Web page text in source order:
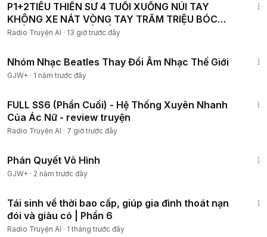
P1+2TIỂU THIỀN SƯ 4 TUỔI XUỐNG NÚI TAY
KHÔNG XE NÁT VÒNG TAY TRĂM TRIỆU BÓC
TRẦN SỰ THẬT VỀ TIỂU TAM
Radio Truyện AI · 13 giờ trước đây
Nhóm Nhạc Beatles Thay Đổi Âm Nhạc Thế Giới
GJW+ · 1 năm trước đây
FULL SS6 (Phần Cuối) - Hệ Thống Xuyên Nhanh
Của Ác Nữ - review truyện
Radio Truyện AI · 7 giờ trước đây
Phán Quyết Vô Hình
GJW+ · 2 năm trước đây
Tái sinh về thời bao cấp, giúp gia đình thoát nạn
đói và giàu có | Phần 6
Radio Truyện AI · 1 tháng trước đây